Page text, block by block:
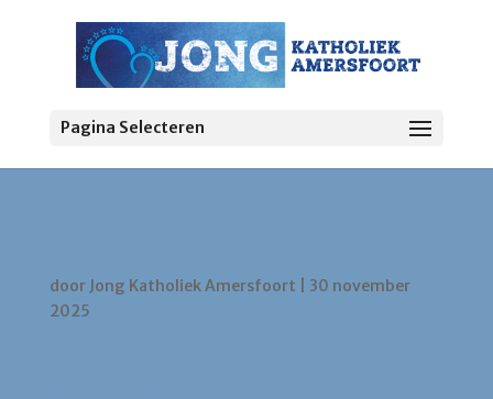
Pagina Selecteren
door Jong Katholiek Amersfoort
30 november
2025